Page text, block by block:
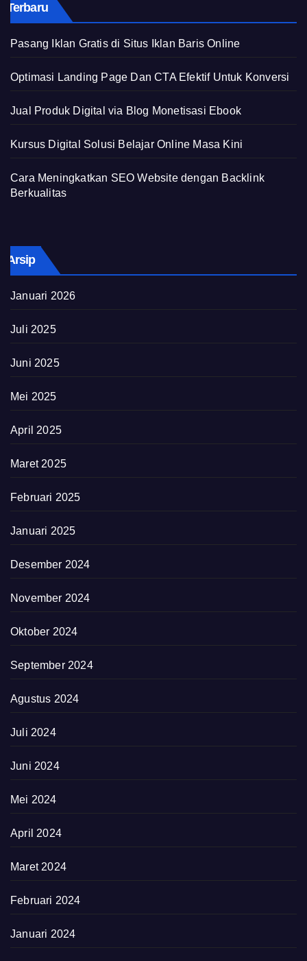
Terbaru
Pasang Iklan Gratis di Situs Iklan Baris Online
Optimasi Landing Page Dan CTA Efektif Untuk Konversi
Jual Produk Digital via Blog Monetisasi Ebook
Kursus Digital Solusi Belajar Online Masa Kini
Cara Meningkatkan SEO Website dengan Backlink
Berkualitas
Arsip
Januari 2026
Juli 2025
Juni 2025
Mei 2025
April 2025
Maret 2025
Februari 2025
Januari 2025
Desember 2024
November 2024
Oktober 2024
September 2024
Agustus 2024
Juli 2024
Juni 2024
Mei 2024
April 2024
Maret 2024
Februari 2024
Januari 2024